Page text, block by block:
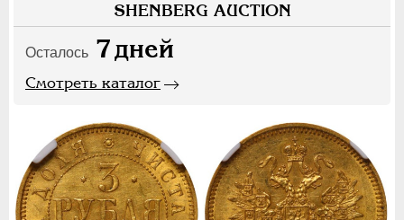
SHENBERG AUCTION
Осталось 7дней
Смотреть каталог